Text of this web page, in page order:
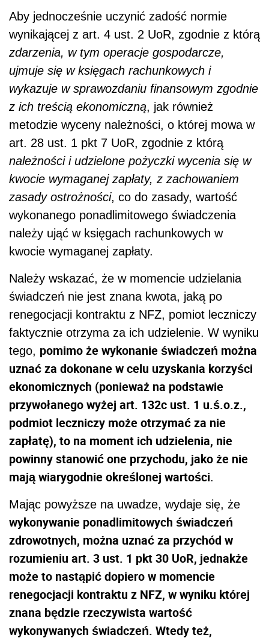
Aby jednocześnie uczynić zadość normie
wynikającej z art. 4 ust. 2 UoR, zgodnie z którą
zdarzenia, w tym operacje gospodarcze,
ujmuje się w księgach rachunkowych i
wykazuje w sprawozdaniu finansowym zgodnie
z ich treścią ekonomiczną, jak również
metodzie wyceny należności, o której mowa w
art. 28 ust. 1 pkt 7 UoR, zgodnie z którą
należności i udzielone pożyczki wycenia się w
kwocie wymaganej zapłaty, z zachowaniem
zasady ostrożności, co do zasady, wartość
wykonanego ponadlimitowego świadczenia
należy ująć w księgach rachunkowych w
kwocie wymaganej zapłaty.
Należy wskazać, że w momencie udzielania
świadczeń nie jest znana kwota, jaką po
renegocjacji kontraktu z NFZ, pomiot leczniczy
faktycznie otrzyma za ich udzielenie. W wyniku
tego, pomimo że wykonanie świadczeń można
uznać za dokonane w celu uzyskania korzyści
ekonomicznych (ponieważ na podstawie
przywołanego wyżej art. 132c ust. 1 u.ś.o.z.,
podmiot leczniczy może otrzymać za nie
zapłatę), to na moment ich udzielenia, nie
powinny stanowić one przychodu, jako że nie
mają wiarygodnie określonej wartości.
Mając powyższe na uwadze, wydaje się, że
wykonywanie ponadlimitowych świadczeń
zdrowotnych, można uznać za przychód w
rozumieniu art. 3 ust. 1 pkt 30 UoR, jednakże
może to nastąpić dopiero w momencie
renegocjacji kontraktu z NFZ, w wyniku której
znana będzie rzeczywista wartość
wykonywanych świadczeń. Wtedy też,